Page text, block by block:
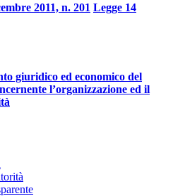
2011, n. 201 Legge 14
giuridico ed economico del
l’organizzazione ed il